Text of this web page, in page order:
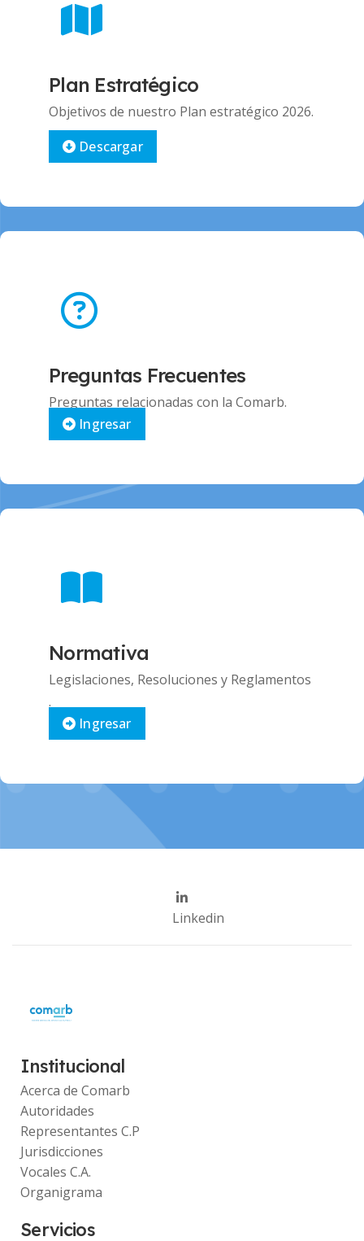
Plan Estratégico
Objetivos de nuestro Plan estratégico 2026.
Descargar
Preguntas Frecuentes
Preguntas relacionadas con la Comarb.
Ingresar
Normativa
Legislaciones, Resoluciones y Reglamentos
.
Ingresar
Linkedin
Institucional
Acerca de Comarb
Autoridades
Representantes C.P
Jurisdicciones
Vocales C.A.
Organigrama
Servicios